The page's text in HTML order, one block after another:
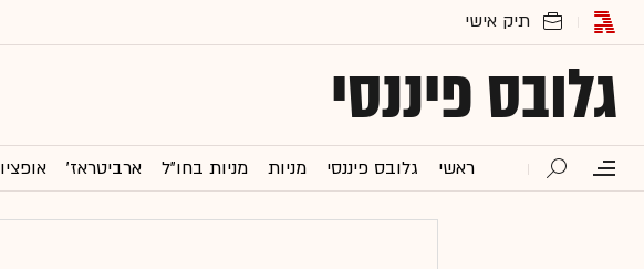
גלובס פיננסי
ראשי גלובס פיננסי מניות מניות בחו"ל ארביטראז'